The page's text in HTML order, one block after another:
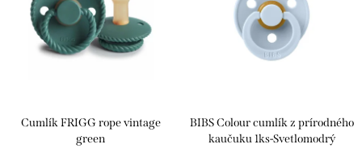
Cumlík FRIGG rope vintage
green
BIBS Colour cumlík z prírodného
kaučuku 1ks-Svetlomodrý